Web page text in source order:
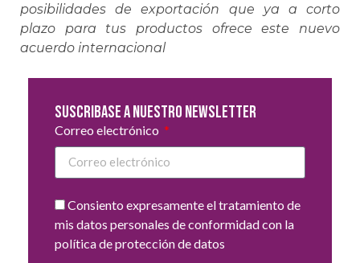
posibilidades de exportación que ya a corto
plazo para tus productos ofrece este nuevo
acuerdo internacional
Suscribase a nuestro newsletter
Correo electrónico
Consiento expresamente el tratamiento de
mis datos personales de conformidad con la
política de protección de datos